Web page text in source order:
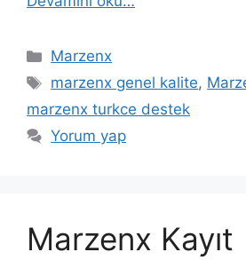
Kategoriler
Marzenx
Etiketler
marzenx genel kalite,
marzenx turkce destek
Yorum yap
Marzenx Kayıt